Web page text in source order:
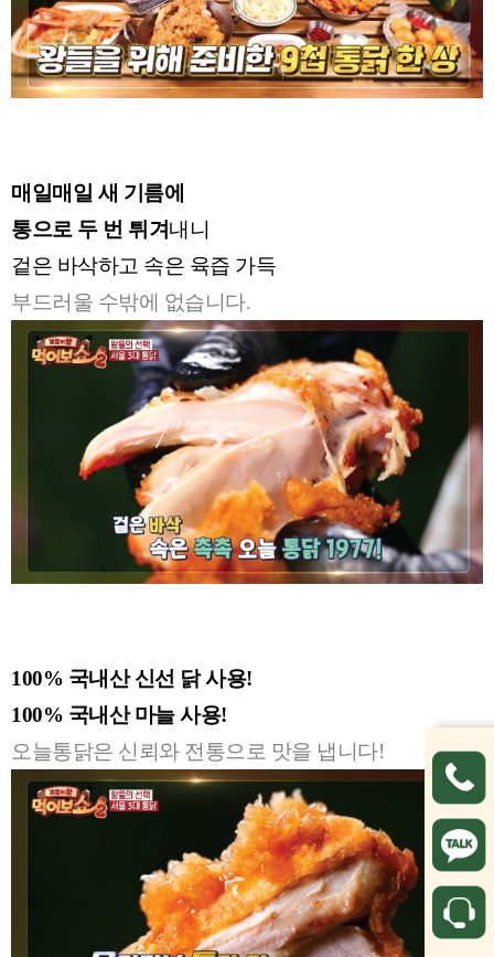
매일매일 새 기름에
통으로 두 번 튀겨내니
겉은 바삭하고 속은 육즙 가득
부드러울 수밖에 없습니다.
100% 국내산 신선 닭 사용!
100% 국내산 마늘 사용!
오늘통닭은 신뢰와 전통으로 맛을 냅니다!